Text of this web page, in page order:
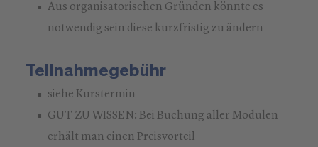
Aus organisatorischen Gründen könnte es
notwendig sein diese kurzfristig zu ändern
Teilnahmegebühr
siehe Kurstermin
GUT ZU WISSEN: Bei Buchung aller Modulen
erhält man einen Preisvorteil